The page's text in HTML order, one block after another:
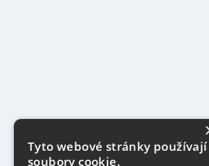
Tyto webové stránky používají
soubory cookie.